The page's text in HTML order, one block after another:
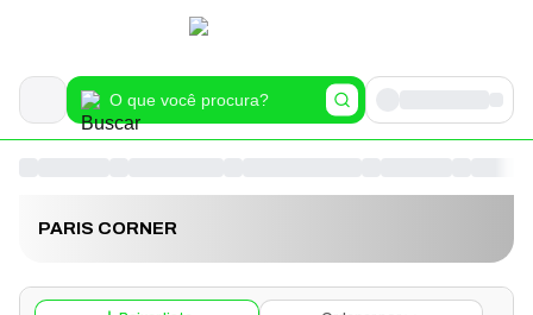
PARIS CORNER